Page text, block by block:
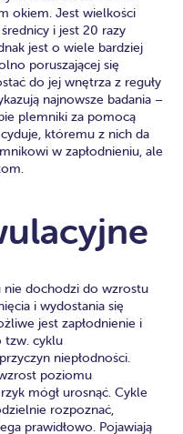
okiem. Jest wielkości
i jest 20 razy
jest o wiele bardziej
poruszającej się
do jej wnętrza z reguły
najnowsze badania –
plemniki za pomocą
któremu z nich da
w zapłodnieniu, ale
nie dochodzi do wzrostu
i wydostania się
jest zapłodnienie i
tzw. cyklu
niepłodności.
poziomu
mógł urosnąć. Cykle
rozpoznać,
prawidłowo. Pojawiają